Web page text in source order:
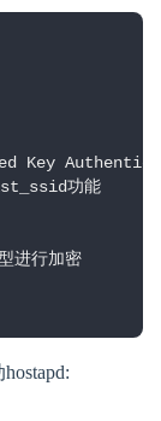
Key
功能
进行加密